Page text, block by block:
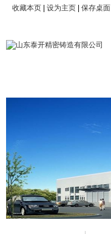
收藏本页 设为主页 保存桌面